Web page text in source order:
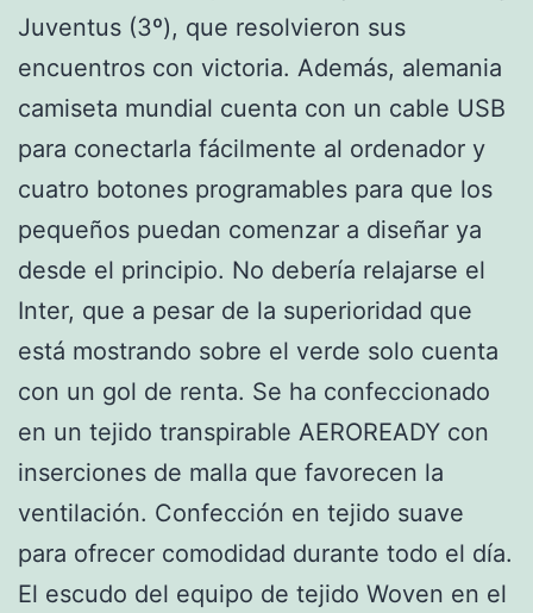
Juventus (3º), que resolvieron sus
encuentros con victoria. Además, alemania
camiseta mundial cuenta con un cable USB
para conectarla fácilmente al ordenador y
cuatro botones programables para que los
pequeños puedan comenzar a diseñar ya
desde el principio. No debería relajarse el
Inter, que a pesar de la superioridad que
está mostrando sobre el verde solo cuenta
con un gol de renta. Se ha confeccionado
en un tejido transpirable AEROREADY con
inserciones de malla que favorecen la
ventilación. Confección en tejido suave
para ofrecer comodidad durante todo el día.
El escudo del equipo de tejido Woven en el